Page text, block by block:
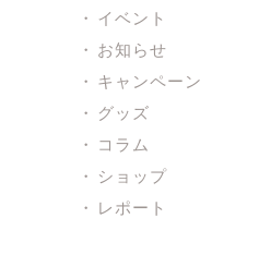
イベント
お知らせ
キャンペーン
グッズ
コラム
ショップ
レポート